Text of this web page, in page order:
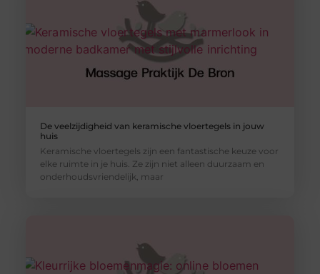
De veelzijdigheid van keramische vloertegels in jouw
huis
Keramische vloertegels zijn een fantastische keuze voor
elke ruimte in je huis. Ze zijn niet alleen duurzaam en
onderhoudsvriendelijk, maar